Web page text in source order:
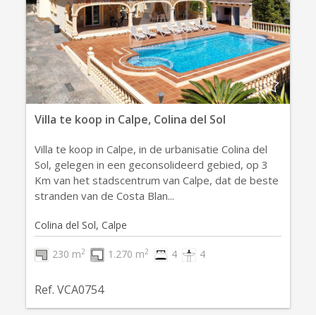
Villa te koop in Calpe, Colina del Sol
Villa te koop in Calpe, in de urbanisatie Colina del
Sol, gelegen in een geconsolideerd gebied, op 3
Km van het stadscentrum van Calpe, dat de beste
stranden van de Costa Blan...
Colina del Sol, Calpe
230 m2 1.270 m2 4 4
Ref. VCA0754